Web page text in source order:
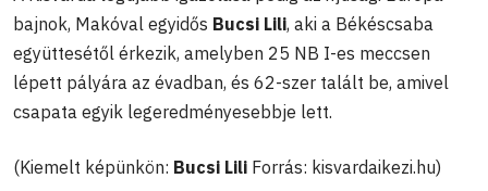
bajnok, Makóval egyidős Bucsi Lili, aki a Békéscsaba
együttesétől érkezik, amelyben 25 NB I-es meccsen
lépett pályára az évadban, és 62-szer talált be, amivel
csapata egyik legeredményesebbje lett.
(Kiemelt képünkön: Bucsi Lili Forrás: kisvardaikezi.hu)